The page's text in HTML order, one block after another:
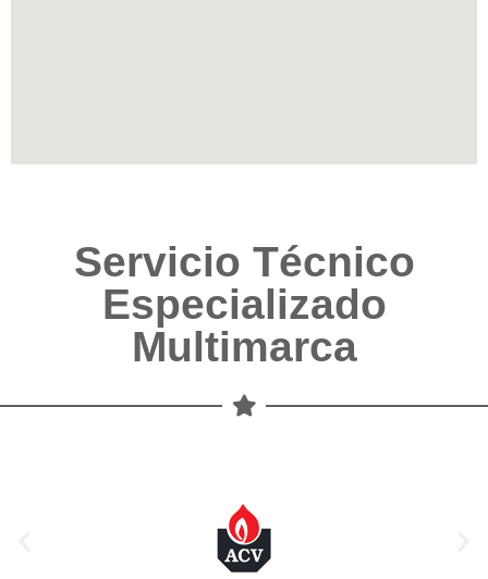
Servicio Técnico
Especializado
Multimarca